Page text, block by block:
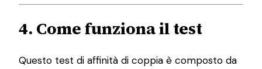
4. Come funziona il test
Questo test di affinità di coppia è composto da